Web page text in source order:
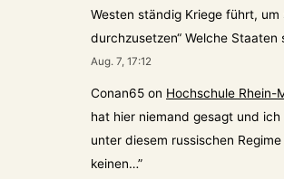
Westen ständig Kriege führt, um
durchzusetzen“ Welche
Aug. 7, 17:12
Conan65 on Hochschule Rhein-
hat hier niemand gesagt und ich
unter diesem russischen
keinen…”